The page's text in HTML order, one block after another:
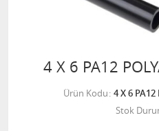
4 X 6 PA12
Ürün Kodu 4 X 6
Stok